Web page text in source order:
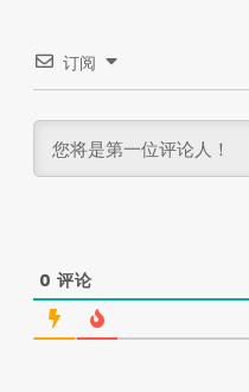
订阅
0 评论